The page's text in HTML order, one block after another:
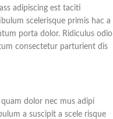
adipiscing est taciti
scelerisque primis hac a
porta dolor. Ridiculus odio
consectetur parturient dis
dolor nec mus adipi
a suscipit a scele risque